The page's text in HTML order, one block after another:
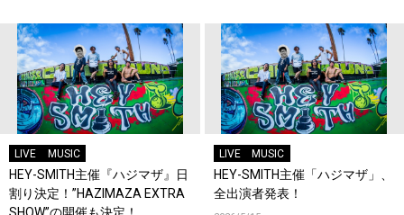
LIVE MUSIC
HEY-SMITH主催『ハジマザ』日
割り決定！”HAZIMAZA EXTRA
SHOW”の開催も決定！
LIVE MUSIC
HEY-SMITH主催「ハジマザ」、
全出演者発表！